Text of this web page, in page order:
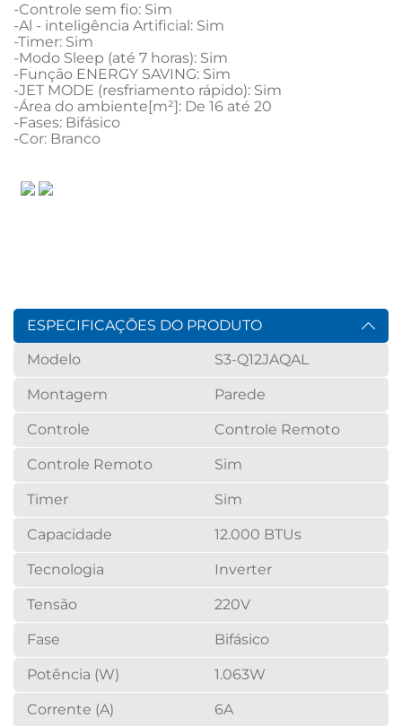
-Controle sem fio: Sim
-Al - inteligência Artificial: Sim
-Timer: Sim
-Modo Sleep (até 7 horas): Sim
-Função ENERGY SAVING: Sim
-JET MODE (resfriamento rápido): Sim
-Área do ambiente[m²]: De 16 até 20
-Fases: Bifásico
-Cor: Branco
ESPECIFICAÇÕES DO PRODUTO
Modelo
S3-Q12JAQAL
Montagem Parede
Controle Controle Remoto
Controle Remoto Sim
Timer Sim
Capacidade 12.000 BTUs
Tecnologia Inverter
Tensão 220V
Fase Bifásico
Potência (W) 1.063W
Corrente (A) 6A